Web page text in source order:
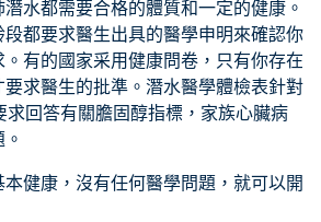
水都需要合格的體質和一定的健康。
都要求醫生出具的醫學申明來確認你
有的國家采用健康問卷，只有你存在
求醫生的批準。潛水醫學體檢表針對
回答有關膽固醇指標，家族心臟病
健康，沒有任何醫學問題，就可以開